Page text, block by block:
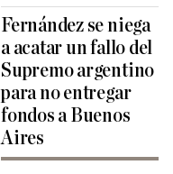
Fernández se niega
a acatar un fallo del
Supremo argentino
para no entregar
fondos a Buenos
Aires